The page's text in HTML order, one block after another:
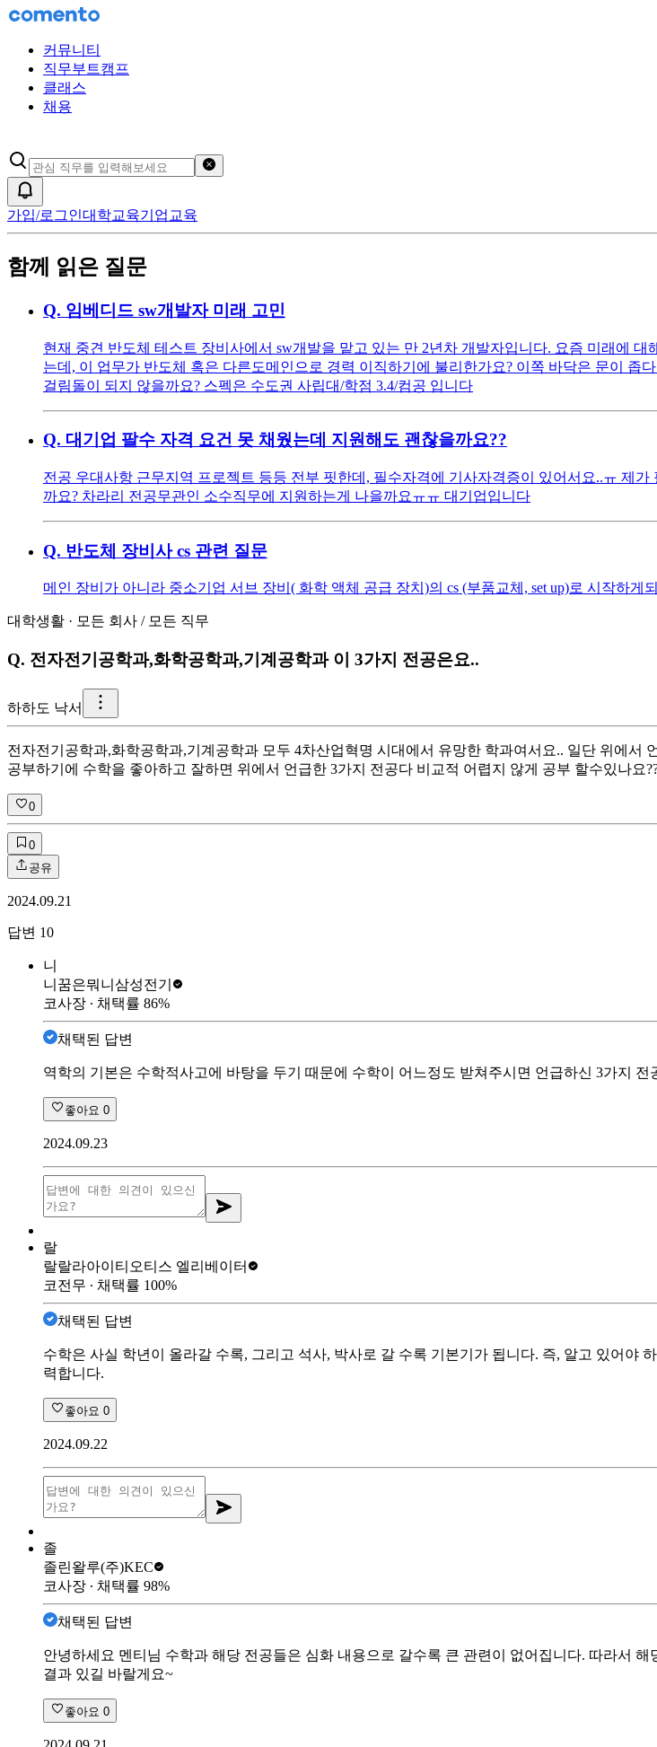
커뮤니티
직무부트캠프
클래스
채용
가입/로그인대학교육기업교육
함께 읽은 질문
Q. 임베디드 sw개발자 미래 고민
현재 중견 반도체 테스트 장비사에서 sw개발을 맡고 있는 만 2년차 개발자입니다. 요즘 미래에
는데, 이 업무가 반도체 혹은 다른도메인으로 경력 이직하기에 불리한가요? 이쪽 바닥은 문이
걸림돌이 되지 않을까요? 스펙은 수도권 사립대/학점 3.4/컴공 입니다
Q. 대기업 팔수 자격 요건 못 채웠는데 지원해도 괜찮을까요??
전공 우대사항 근무지역 프로젝트 등등 전부 핏한데, 필수자격에 기사자격증이 있어서요..ㅠ 제
까요? 차라리 전공무관인 소수직무에 지원하는게 나을까요ㅠㅠ 대기업입니다
Q. 반도체 장비사 cs 관련 질문
메인 장비가 아니라 중소기업 서브 장비( 화학 액체 공급 장치)의 cs (부품교체, set up)로 시작하
대학생활 · 모든 회사 / 모든 직무
Q. 전자전기공학과,화학공학과,기계공학과 이 3가지 전공은요..
하하도 낙서
전자전기공학과,화학공학과,기계공학과 모두 4차산업혁명 시대에서 유망한 학과여서요.. 일단 위에서
공부하기에 수학을 좋아하고 잘하면 위에서 언급한 3가지 전공다 비교적 어렵지 않게 공부 할수있나요
0
0
공유
2024.09.21
답변 10
니
니꿈은뭐니 삼성전기
코사장 ∙ 채택률 86%
채택된 답변
역학의 기본은 수학적사고에 바탕을 두기 때문에 수학이 어느정도 받쳐주시면 언급하신 3가지
좋아요 0
2024.09.23
랄
랄랄라아이티 오티스 엘리베이터
코전무 ∙ 채택률 100%
채택된 답변
수학은 사실 학년이 올라갈 수록, 그리고 석사, 박사로 갈 수록 기본기가 됩니다. 즉, 알고 있어야
력합니다.
좋아요 0
2024.09.22
졸
졸린왈루(주)KEC
코사장 ∙ 채택률 98%
채택된 답변
안녕하세요 멘티님 수학과 해당 전공들은 심화 내용으로 갈수록 큰 관련이 없어집니다. 따라서
결과 있길 바랄게요~
좋아요 0